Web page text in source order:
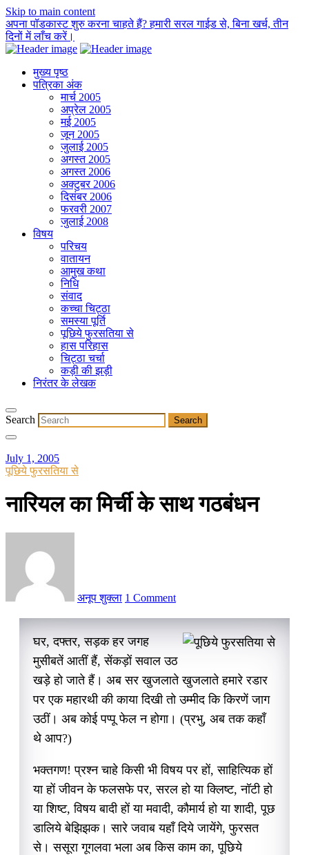
Skip to main content
अपना पॉडकास्ट शुरु करना चाहते हैं? हमारी सरल गाईड से, बिना खर्च, तीन
दिनों में लाँच करें।
मुख्य पृष्ठ
पत्रिका अंक
मार्च 2005
अप्रेल 2005
मई 2005
जून 2005
जुलाई 2005
अगस्त 2005
अगस्त 2006
अक्टुबर 2006
दिसंबर 2006
फरवरी 2007
जुलाई 2008
विषय
परिचय
वातायन
आमुख कथा
निधि
संवाद
कच्चा चिट्ठा
समस्या पूर्ति
पूछिये फुरसतिया से
हास परिहास
चिट्ठा चर्चा
कड़ी की झड़ी
निरंतर के लेखक
Search
July 1, 2005
पूछिये फुरसतिया से
नारियल का मिर्ची के साथ गठबंधन
अनूप शुक्ला 1 Comment
घर, दफ्तर, सड़क हर जगह
मुसीबतें आतीं हैं, सेंकड़ों सवाल उठ
खड़े हो जाते हैं। अब सर खुजलाते खुजलाते हमारे रडार
पर एक महारथी की काया दिखी तो उम्मीद कि किरणें जाग
उठीं। अब कोई पप्पू फेल न होगा। (प्रभु, अब तक कहाँ
थे आप?)
भक्तगण! प्रश्न चाहे किसी भी विषय पर हों, साहित्यिक हों
या हों जीवन के फलसफे पर, सरल हो या क्लिष्ट, नॉटी हो
या शिष्ट, विषय बादी हों या मवादी, कौमार्य हो या शादी, पूछ
डालिये बेझिझक। सारे जवाब यहाँ दिये जायेंगे, फुरसत
से। ससूरा गूगलवा भला अब किस काम का, पूछिये